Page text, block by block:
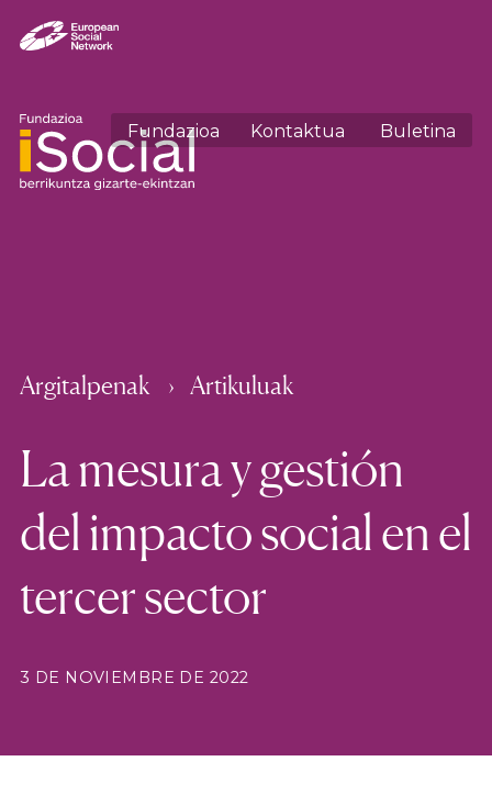
Fundazioa Kontaktua Buletina
Argitalpenak Artikuluak
La mesura y gestión
del impacto social en el
tercer sector
3 DE NOVIEMBRE DE 2022